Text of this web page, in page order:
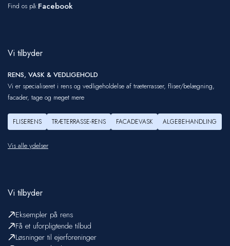
Find os på:Facebook
Vi tilbyder
RENS, VASK & VEDLIGEHOLD
Vi er specialiseret i rens og vedligeholdelse af træterrasser, fliser/belægning,
facader, tage og meget mere
FLISERENS TRÆTERRASSE-RENS FACADEVASK ALGEBEHANDLING
Vis alle ydelser
Vi tilbyder
Eksempler på rens
Få et uforpligtende tilbud
Løsninger til ejerforeninger